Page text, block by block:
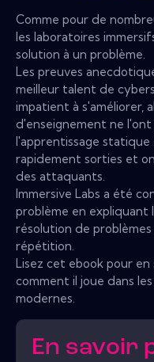
Comme pour de
les laboratoires
solution à un problème.
Les preuves
meilleur talent de
impatient à s'améliorer,
d'enseignement ne l'ont
l'apprentissage statique
rapidement sorties et
des attaquants.
Immersive Labs a été
problème en expliquant
résolution de
répétition.
Lisez cet ebook pour
comment il joue dans
modernes.
En savoir